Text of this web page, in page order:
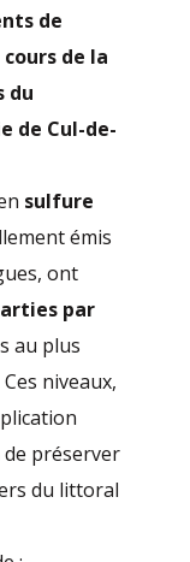
de
de la
du
de Cul-de-
sulfure
émis
ont
par
au plus
niveaux,
de préserver
du littoral